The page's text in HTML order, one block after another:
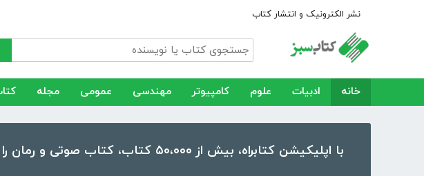
نشر الکترونیک و انتشار کتاب
خانه ادبیات علوم کامپیوتر مهندسی عمومی مجله
با اپلیکیشن کتابراه، بیش از ۵۰،۰۰۰ کتاب، کتاب صوتی و رمان را در موبایل و تبلت خود داشته باشید!